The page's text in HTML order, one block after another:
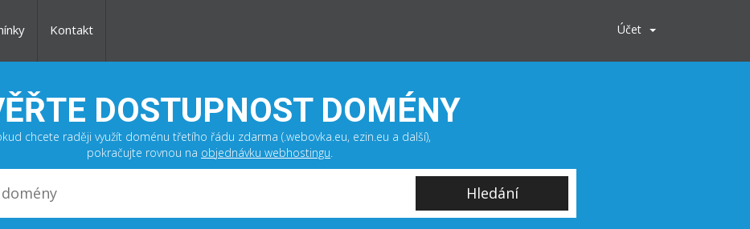
Účet
Kontakt
DOSTUPNOST DOMÉNY
chcete raději využít doménu třetího řádu zdarma (.webovka.eu, ezin.eu a další),
pokračujte rovnou na objednávku webhostingu.
Hledání